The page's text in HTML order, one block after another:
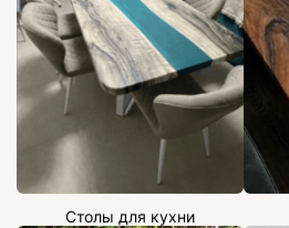
Столы для кухни